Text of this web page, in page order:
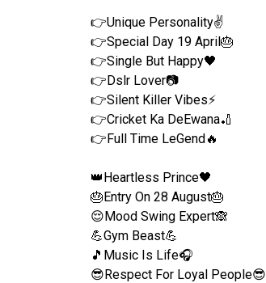
👉Unique Personality✌️
👉Special Day 19 April🎂
👉Single But Happy🖤
👉Dslr Lover📷
👉Silent Killer Vibes⚡
👉Cricket Ka DeEwana🏏
👉Full Time LeGend🔥
👑Heartless Prince🖤
🎂Entry On 28 August🎂
😌Mood Swing Expert🙈
💪Gym Beast💪
🎵Music Is Life🎧
😎Respect For Loyal People😎